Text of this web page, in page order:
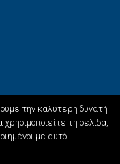
by Intelweb
την καλύτερη δυνατή
τη σελίδα,
με αυτό.